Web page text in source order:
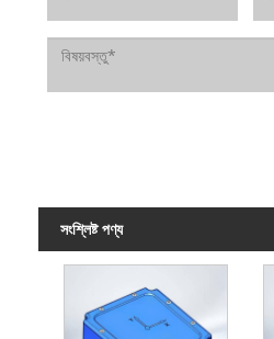
সংশ্লিষ্ট পণ্য